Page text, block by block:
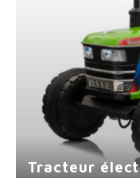
Tracteur